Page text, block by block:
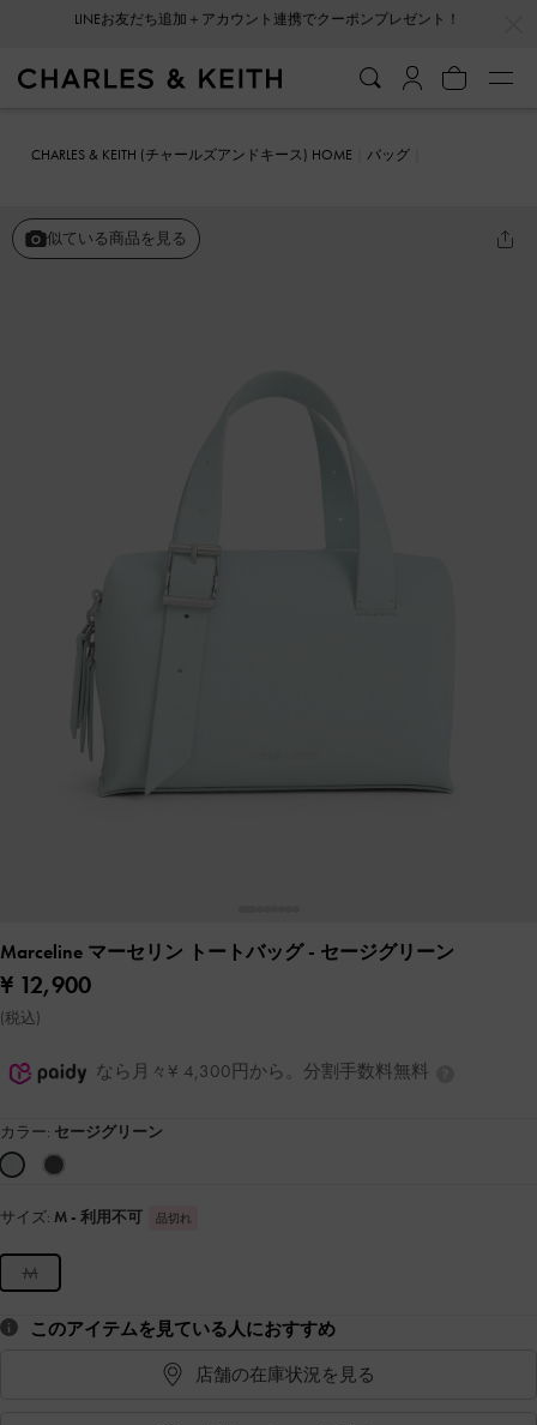
会員登録＋ニュースレター登録で10%OFFクーポンプレゼント！
CHARLES & KEITH (チャールズアンドキース) HOME
バッグ
似ている商品を見る
Marceline マーセリン トートバッグ- セージグリーン
¥ 12,900
(税込)
なら月々¥ 4,300円から。分割手数料無料
カラー: セージグリーン
サイズ: M - 利用不可 品切れ
M
このアイテムを見ている人におすすめ
店舗の在庫状況を見る